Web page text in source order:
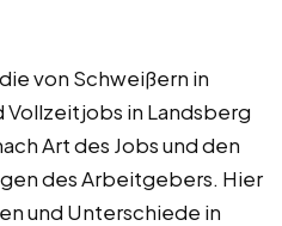
von Schweißern in
in Landsberg
Art des Jobs und den
des Arbeitgebers. Hier
und Unterschiede in